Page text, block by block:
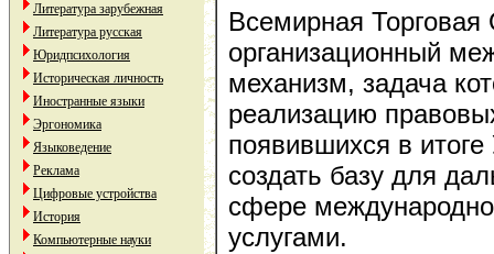
Литература зарубежная
Литература русская
Юридпсихология
Историческая личность
Иностранные языки
Эргономика
Языковедение
Реклама
Цифровые устройства
История
Компьютерные науки
Всемирная Торговая
организационный
механизм, задача
реализацию
появившихся в итоге
создать базу для
сфере
услугами.